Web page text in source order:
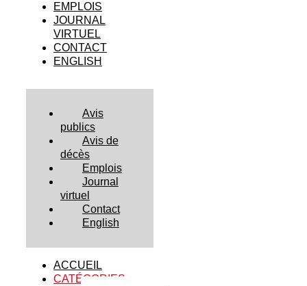
EMPLOIS
JOURNAL
VIRTUEL
CONTACT
ENGLISH
Avis
publics
Avis de
décès
Emplois
Journal
virtuel
Contact
English
ACCUEIL
CATÉGORIES